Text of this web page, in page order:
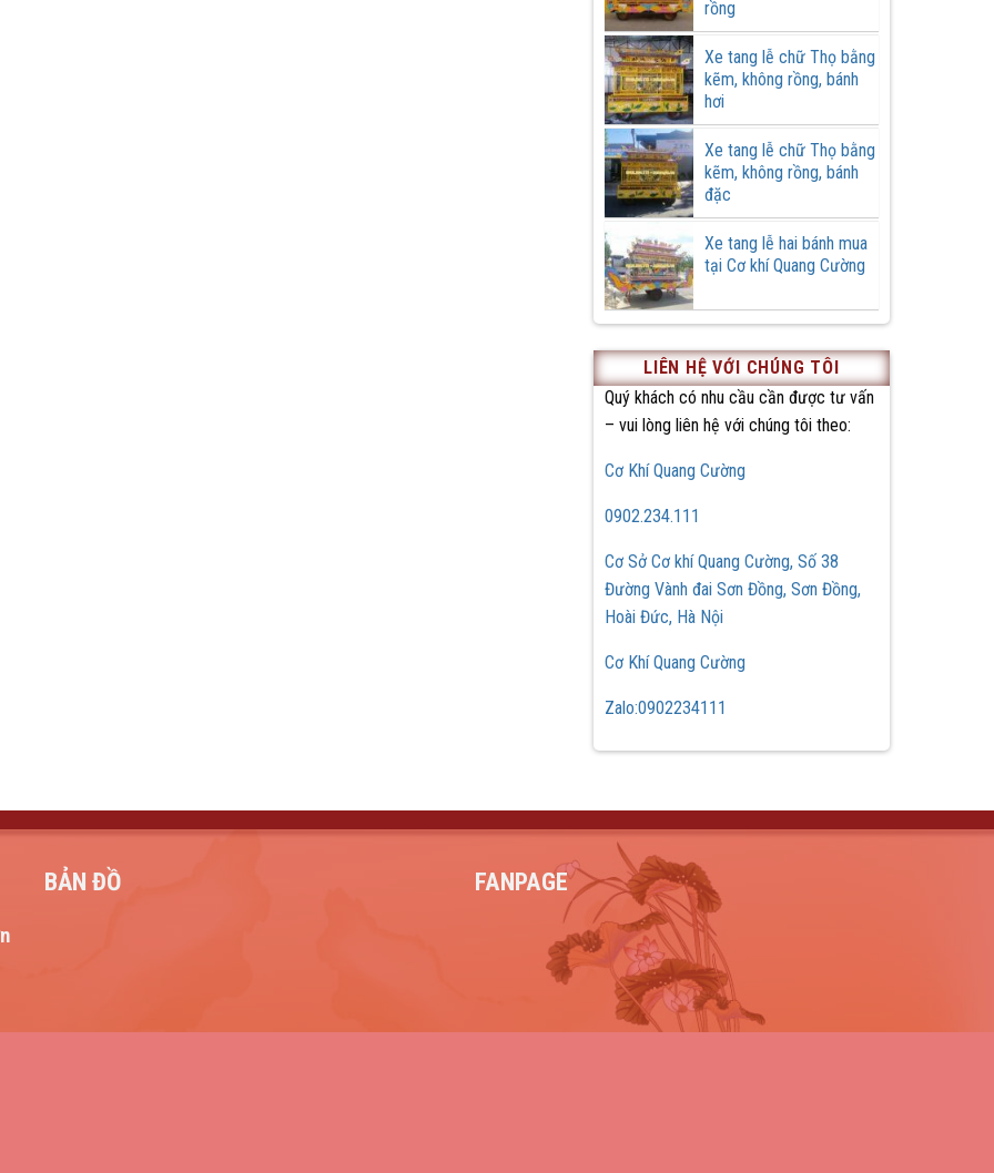
rồng
Xe tang lễ chữ Thọ bằng
kẽm, không rồng, bánh
hơi
Xe tang lễ chữ Thọ bằng
kẽm, không rồng, bánh
đặc
Xe tang lễ hai bánh mua
tại Cơ khí Quang Cường
LIÊN HỆ VỚI CHÚNG TÔI
Quý khách có nhu cầu cần được tư vấn
– vui lòng liên hệ với chúng tôi theo:
Cơ Khí Quang Cường
0902.234.111
Cơ Sở Cơ khí Quang Cường, Số 38
Đường Vành đai Sơn Đồng, Sơn Đồng,
Hoài Đức, Hà Nội
Cơ Khí Quang Cường
Zalo:0902234111
BẢN ĐỒ FANPAGE